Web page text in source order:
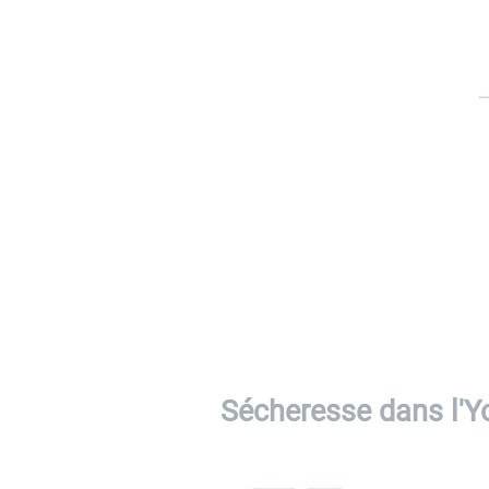
Sécheresse dans